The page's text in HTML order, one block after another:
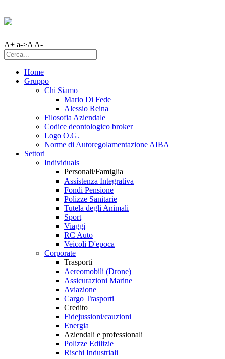
A+ a->A A-
Home
Gruppo
Chi Siamo
Mario Di Fede
Alessio Reina
Filosofia Aziendale
Codice deontologico broker
Logo O.G.
Norme di Autoregolamentazione AIBA
Settori
Individuals
Personali/Famiglia
Assistenza Integrativa
Fondi Pensione
Polizze Sanitarie
Tutela degli Animali
Sport
Viaggi
RC Auto
Veicoli D'epoca
Corporate
Trasporti
Aereomobili (Drone)
Assicurazioni Marine
Aviazione
Cargo Trasporti
Credito
Fidejussioni/cauzioni
Energia
Aziendali e professionali
Polizze Edilizie
Rischi Industriali